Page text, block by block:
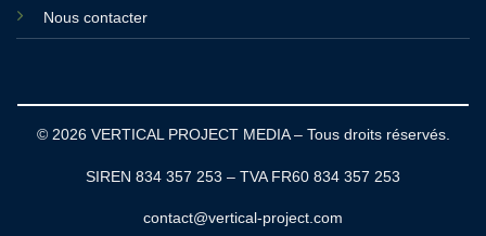
Nous contacter
© 2026 VERTICAL PROJECT MEDIA – Tous droits réservés.
SIREN 834 357 253 – TVA FR60 834 357 253
contact@vertical-project.com